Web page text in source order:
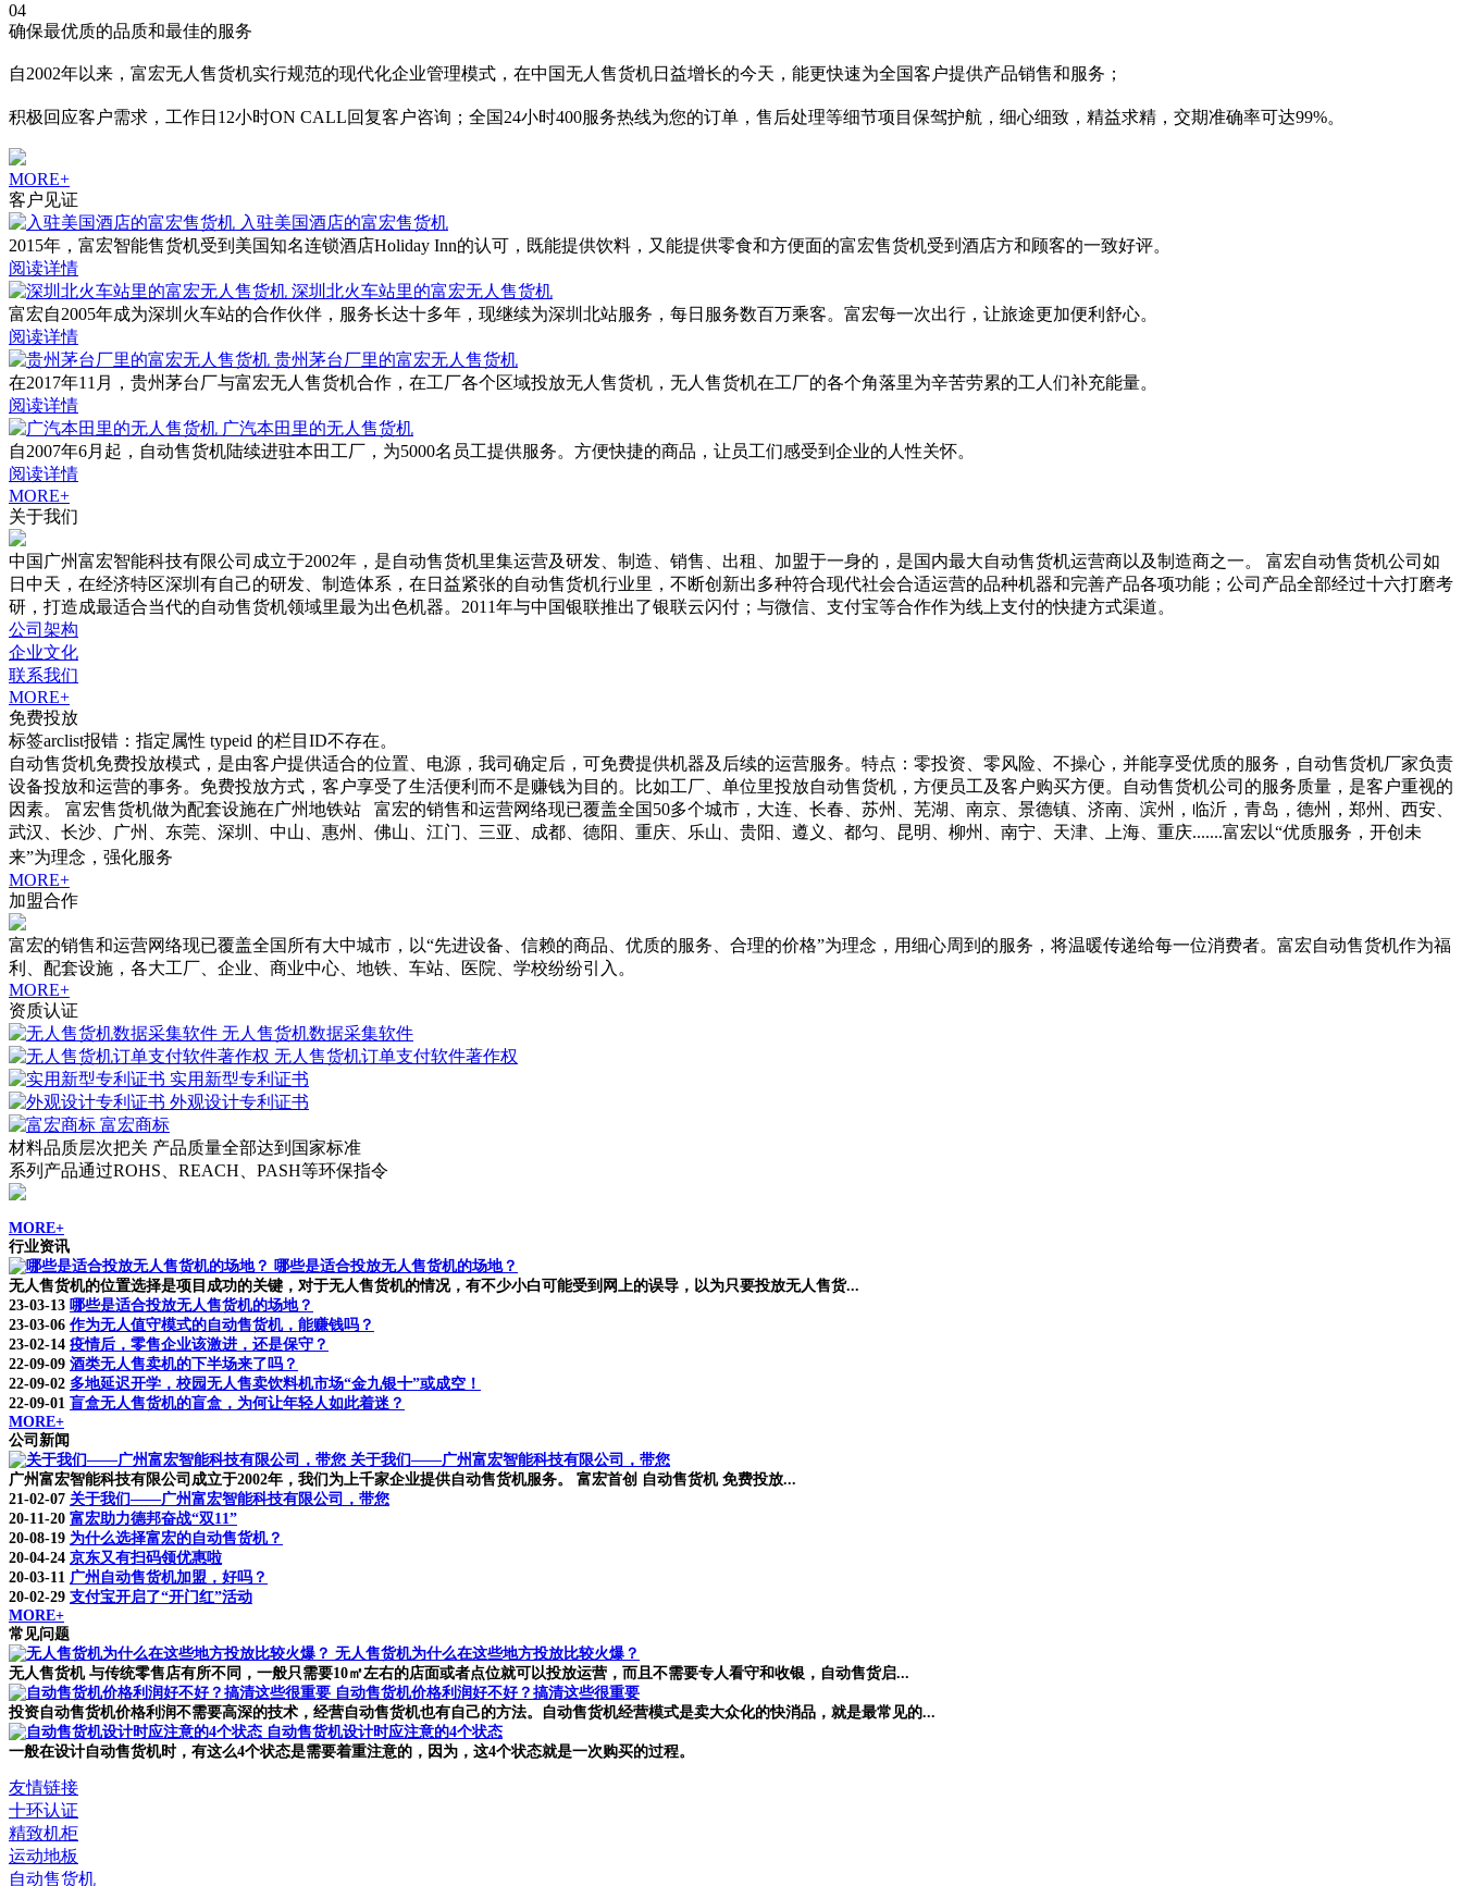
04
确保最优质的品质和最佳的服务
自2002年以来，富宏无人售货机实行规范的现代化企业管理模式，在中国无人售货机日益增长的今天，能更快速为全国客户提供产品销售和服务；
积极回应客户需求，工作日12小时ON CALL回复客户咨询；全国24小时400服务热线为您的订单，售后处理等细节项目保驾护航，细心细致，精益求精，交期准确率可达99%。
MORE+
客户见证
入驻美国酒店的富宏售货机
2015年，富宏智能售货机受到美国知名连锁酒店Holiday Inn的认可，既能提供饮料，又能提供零食和方便面的富宏售货机受到酒店方和顾客的一致好评。
阅读详情
深圳北火车站里的富宏无人售货机
富宏自2005年成为深圳火车站的合作伙伴，服务长达十多年，现继续为深圳北站服务，每日服务数百万乘客。富宏每一次出行，让旅途更加便利舒心。
阅读详情
贵州茅台厂里的富宏无人售货机
在2017年11月，贵州茅台厂与富宏无人售货机合作，在工厂各个区域投放无人售货机，无人售货机在工厂的各个角落里为辛苦劳累的工人们补充能量。
阅读详情
广汽本田里的无人售货机
自2007年6月起，自动售货机陆续进驻本田工厂，为5000名员工提供服务。方便快捷的商品，让员工们感受到企业的人性关怀。
阅读详情
MORE+
关于我们
中国广州富宏智能科技有限公司成立于2002年，是自动售货机里集运营及研发、制造、销售、出租、加盟于一身的，是国内最大自动售货机运营商以及制造商之一。 富宏自动售货机公司如
日中天，在经济特区深圳有自己的研发、制造体系，在日益紧张的自动售货机行业里，不断创新出多种符合现代社会合适运营的品种机器和完善产品各项功能；公司产品全部经过十六打磨考
研，打造成最适合当代的自动售货机领域里最为出色机器。2011年与中国银联推出了银联云闪付；与微信、支付宝等合作作为线上支付的快捷方式渠道。
公司架构
企业文化
联系我们
MORE+
免费投放
标签arclist报错：指定属性 typeid 的栏目ID不存在。
自动售货机免费投放模式，是由客户提供适合的位置、电源，我司确定后，可免费提供机器及后续的运营服务。特点：零投资、零风险、不操心，并能享受优质的服务，自动售货机厂家负责
设备投放和运营的事务。免费投放方式，客户享受了生活便利而不是赚钱为目的。比如工厂、单位里投放自动售货机，方便员工及客户购买方便。自动售货机公司的服务质量，是客户重视的
因素。 富宏售货机做为配套设施在广州地铁站 富宏的销售和运营网络现已覆盖全国50多个城市，大连、长春、苏州、芜湖、南京、景德镇、济南、滨州，临沂，青岛，德州，郑州、西安、
武汉、长沙、广州、东莞、深圳、中山、惠州、佛山、江门、三亚、成都、德阳、重庆、乐山、贵阳、遵义、都匀、昆明、柳州、南宁、天津、上海、重庆.......富宏以“优质服务，开创未
来”为理念，强化服务
MORE+
加盟合作
富宏的销售和运营网络现已覆盖全国所有大中城市，以“先进设备、信赖的商品、优质的服务、合理的价格”为理念，用细心周到的服务，将温暖传递给每一位消费者。富宏自动售货机作为福
利、配套设施，各大工厂、企业、商业中心、地铁、车站、医院、学校纷纷引入。
MORE+
资质认证
无人售货机数据采集软件
无人售货机订单支付软件著作权
实用新型专利证书
外观设计专利证书
富宏商标
材料品质层次把关 产品质量全部达到国家标准
系列产品通过ROHS、REACH、PASH等环保指令
MORE+
行业资讯
哪些是适合投放无人售货机的场地？
无人售货机的位置选择是项目成功的关键，对于无人售货机的情况，有不少小白可能受到网上的误导，以为只要投放无人售货...
23-03-13 哪些是适合投放无人售货机的场地？
23-03-06 作为无人值守模式的自动售货机，能赚钱吗？
23-02-14 疫情后，零售企业该激进，还是保守？
22-09-09 酒类无人售卖机的下半场来了吗？
22-09-02 多地延迟开学，校园无人售卖饮料机市场“金九银十”或成空！
22-09-01 盲盒无人售货机的盲盒，为何让年轻人如此着迷？
MORE+
公司新闻
关于我们——广州富宏智能科技有限公司，带您
广州富宏智能科技有限公司成立于2002年，我们为上千家企业提供自动售货机服务。 富宏首创 自动售货机 免费投放...
21-02-07 关于我们——广州富宏智能科技有限公司，带您
20-11-20 富宏助力德邦奋战“双11”
20-08-19 为什么选择富宏的自动售货机？
20-04-24 京东又有扫码领优惠啦
20-03-11 广州自动售货机加盟，好吗？
20-02-29 支付宝开启了“开门红”活动
MORE+
常见问题
无人售货机为什么在这些地方投放比较火爆？
无人售货机 与传统零售店有所不同，一般只需要10㎡左右的店面或者点位就可以投放运营，而且不需要专人看守和收银，自动售货启...
自动售货机价格利润好不好？搞清这些很重要
投资自动售货机价格利润不需要高深的技术，经营自动售货机也有自己的方法。自动售货机经营模式是卖大众化的快消品，就是最常见的...
自动售货机设计时应注意的4个状态
一般在设计自动售货机时，有这么4个状态是需要着重注意的，因为，这4个状态就是一次购买的过程。
友情链接
十环认证
精致机柜
运动地板
自动售货机